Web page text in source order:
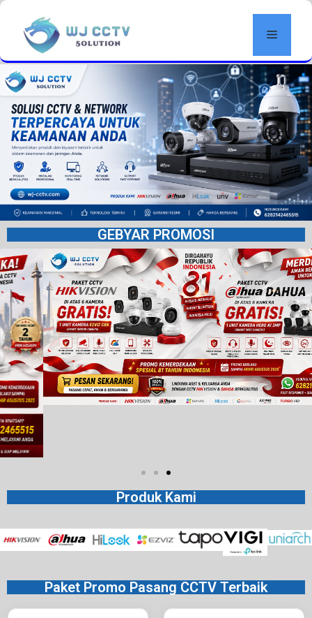
GEBYAR PROMOSI
Produk Kami
Paket Promo Pasang CCTV Terbaik